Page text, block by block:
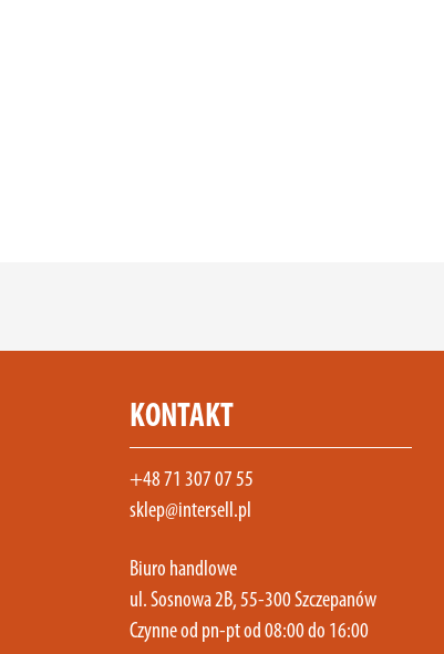
KONTAKT
+48 71 307 07 55
sklep@intersell.pl
Biuro handlowe
ul. Sosnowa 2B, 55-300 Szczepanów
Czynne od pn-pt od 08:00 do 16:00